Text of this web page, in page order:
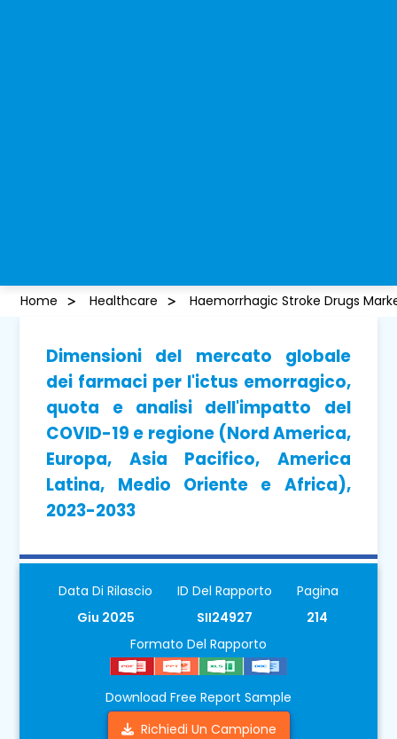
Home Healthcare Haemorrhagic Stroke Drugs
Dimensioni del mercato globale
dei farmaci per l'ictus emorragico,
quota e analisi dell'impatto del
COVID-19 e regione (Nord America,
Europa, Asia Pacifico, America
Latina, Medio Oriente e Africa),
2023-2033
Data Di Rilascio
Giu 2025
ID Del Rapporto
SII24927
Pagina
214
Formato Del Rapporto
Download Free Report Sample
Richiedi Un Campione